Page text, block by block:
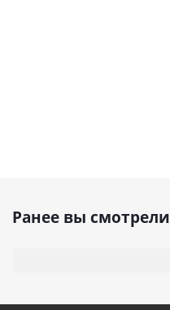
Ранее вы смотрели